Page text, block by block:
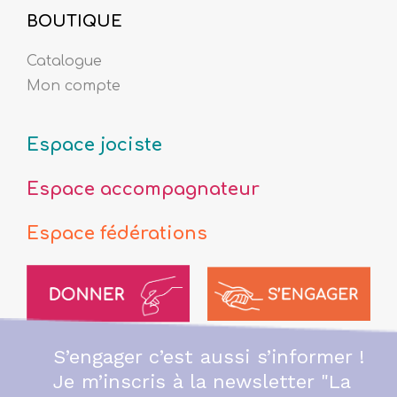
BOUTIQUE
Catalogue
Mon compte
Espace jociste
Espace accompagnateur
Espace fédérations
S’engager c’est aussi s’informer !
Je m’inscris à la newsletter "La